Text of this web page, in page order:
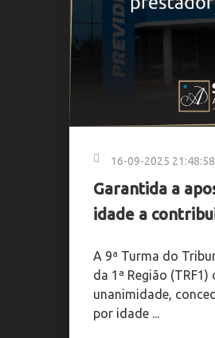
16-09-2025 21:48:58
Garantida a
idade a
A 9ª Turma do
da 1ª Região
unanimidade,
por idade ...